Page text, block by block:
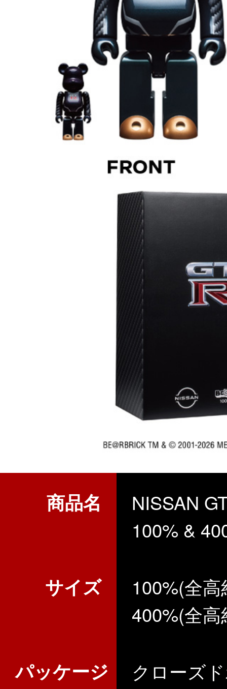
商品名
NISSAN
100% &
サイズ
100%(全
400%(全
パッケージ クローズ